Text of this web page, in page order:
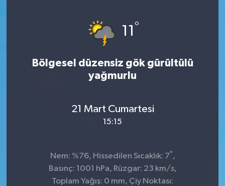
11 °
Bölgesel düzensiz gök gürültülü
yağmurlu
21 Mart Cumartesi
15:15
Nem: %76, Hissedilen Sıcaklık: 7° ,
Basınç: 1001 hPa, Rüzgar: 23 km/s,
Toplam Yağış: 0 mm, Çiy Noktası:
RESMİ İLANLAR
SPOR